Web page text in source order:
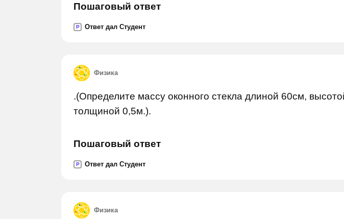
Пошаговый ответ
P Ответ дал Студент
Физика
.(Определите массу оконного стекла длиной 60см,
толщиной 0,5м.).
Пошаговый ответ
P Ответ дал Студент
Физика